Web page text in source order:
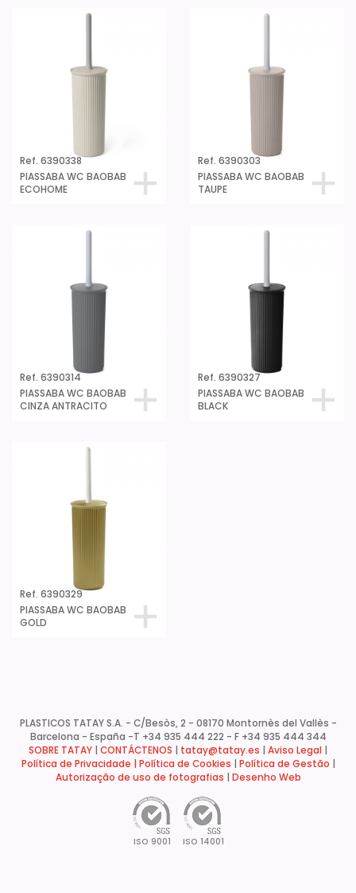
Ref. 6390338
PIASSABA WC BAOBAB
ECOHOME
Ref. 6390303
PIASSABA WC BAOBAB
TAUPE
Ref. 6390314
PIASSABA WC BAOBAB
CINZA ANTRACITO
Ref. 6390327
PIASSABA WC BAOBAB
BLACK
Ref. 6390329
PIASSABA WC BAOBAB
GOLD
PLASTICOS TATAY S.A. - C/Besòs, 2 - 08170 Montornès del Vallès -
Barcelona - España -T +34 935 444 222 - F +34 935 444 344
SOBRE TATAY
CONTÁCTENOS tatay@tatay.es Aviso Legal
Política de Privacidade | Política de Cookies Política de Gestão
Autorização de uso de fotografias
Desenho Web
ISO 9001 ISO 14001